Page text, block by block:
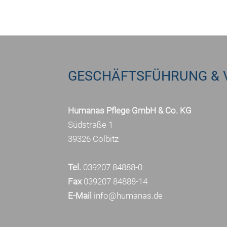
GESCHÄFTSFÜHRUNG &
Humanas Pflege GmbH & Co. KG
Südstraße 1
39326 Colbitz
Tel. 039207 84888-0
Fax039207 84888-14
E-Mail info@humanas.de